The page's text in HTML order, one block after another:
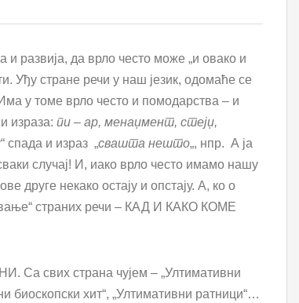
развија, да врло често може „и овако и
Уђу стране речи у наш језик, одомаће се
у томе врло често и помодарства – и
израза: пи – ар, менаџмент, стејџ,
спада и израз „свашта нешто„, нпр. А ја
случај! И, иако врло често имамо нашу
друге некако остају и опстају. А, ко о
страних речи – КАД И КАКО КОМЕ
Са свих страна чујем – „Ултимативни
биоскопски хит“, „Ултимативни ратници“…